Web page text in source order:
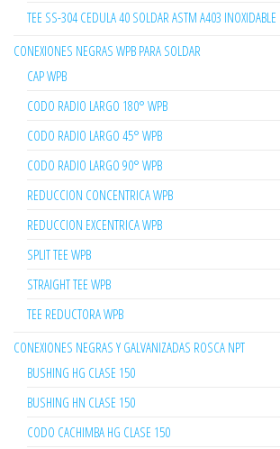
TEE SS-304 CEDULA 40 SOLDAR ASTM A403 INOXIDABLE
CONEXIONES NEGRAS WPB PARA SOLDAR
CAP WPB
CODO RADIO LARGO 180° WPB
CODO RADIO LARGO 45° WPB
CODO RADIO LARGO 90° WPB
REDUCCION CONCENTRICA WPB
REDUCCION EXCENTRICA WPB
SPLIT TEE WPB
STRAIGHT TEE WPB
TEE REDUCTORA WPB
CONEXIONES NEGRAS Y GALVANIZADAS ROSCA NPT
BUSHING HG CLASE 150
BUSHING HN CLASE 150
CODO CACHIMBA HG CLASE 150